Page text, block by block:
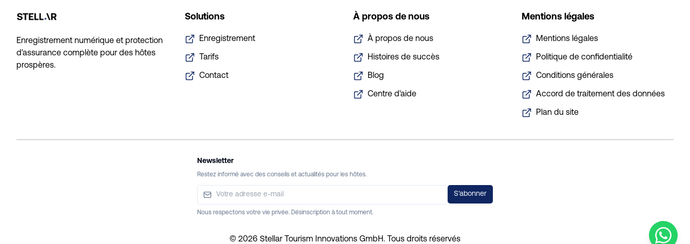
Enregistrement numérique et protection
d'assurance complète pour des hôtes
prospères.
Solutions
Enregistrement
Tarifs
Contact
À propos de nous
À propos de nous
Histoires de succès
Blog
Centre d'aide
Mentions légales
Mentions légales
Politique de confidentialité
Conditions générales
Accord de traitement des données
Plan du site
Newsletter
Restez informé avec des conseils et actualités pour les hôtes.
S'abonner
Nous respectons votre vie privée. Désinscription à tout moment.
© 2026 Stellar Tourism Innovations GmbH. Tous droits réservés